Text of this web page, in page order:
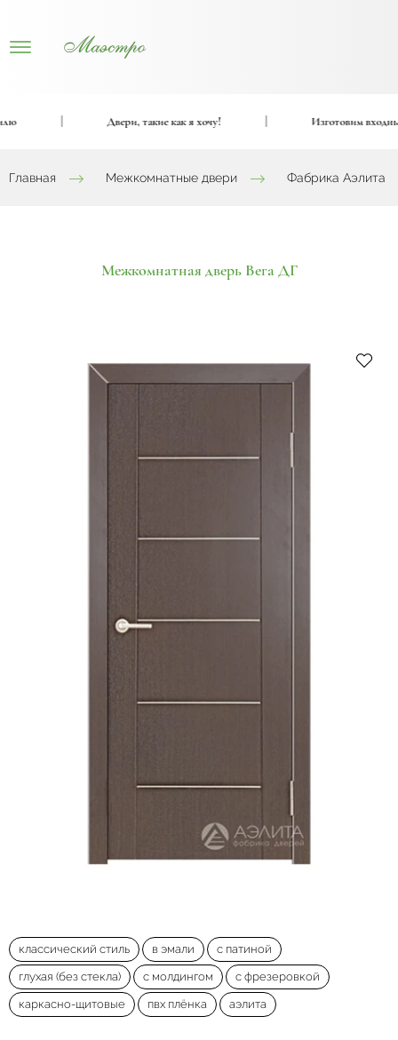
Двери, такие как я хочу! Изготовим входные
Главная Межкомнатные двери Фабрика Аэлита
Межкомнатная дверь Вега ДГ
классический стиль в эмали с патиной
глухая (без стекла) с молдингом с фрезеровкой
каркасно-щитовые пвх плёнка аэлита